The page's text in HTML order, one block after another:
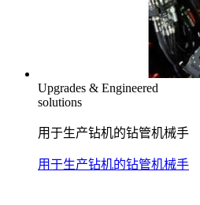
Upgrades & Engineered
solutions
用于生产钻机的钻管机械手
用于生产钻机的钻管机械手